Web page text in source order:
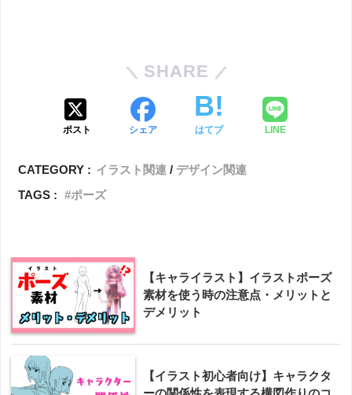
SHARE
ポスト シェア はてブ LINE
CATEGORY : イラスト関連
デザイン関連
TAGS :
ポーズ
【キャライラスト】イラストポーズ
素材を使う時の注意点・メリットと
デメリット
【イラスト初心者向け】キャラクタ